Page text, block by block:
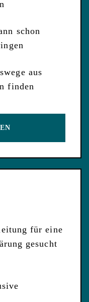
schon
aus
finden
für eine
gesucht